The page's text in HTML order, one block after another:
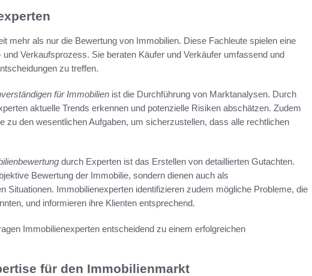
mehr als nur die Bewertung von Immobilien. Diese Fachleute spielen eine
Verkaufsprozess. Sie beraten Käufer und Verkäufer umfassend und
zu treffen.
für Immobilien ist die Durchführung von Marktanalysen. Durch
aktuelle Trends erkennen und potenzielle Risiken abschätzen. Zudem
zu den wesentlichen Aufgaben, um sicherzustellen, dass alle rechtlichen
durch Experten ist das Erstellen von detaillierten Gutachten.
Bewertung der Immobilie, sondern dienen auch als
Situationen. Immobilienexperten identifizieren zudem mögliche Probleme, die
und informieren ihre Klienten entsprechend.
Immobilienexperten entscheidend zu einem erfolgreichen
für den Immobilienmarkt